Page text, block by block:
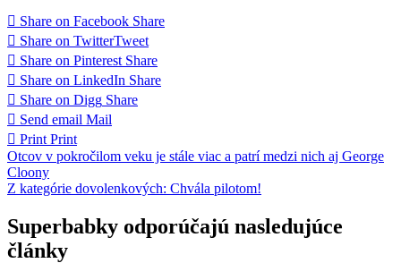
Share on Facebook Share
Share on TwitterTweet
Share on Pinterest Share
Share on LinkedIn Share
Share on Digg Share
Send email Mail
Print Print
Navigácia
v
Otcov v pokročilom veku je stále viac a patrí medzi nich aj George
Cloony
Z kategórie dovolenkových: Chvála pilotom!
Superbabky odporúčajú nasledujúce
články